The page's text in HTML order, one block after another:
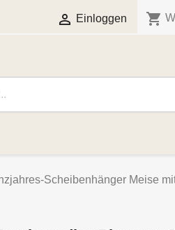
 Einloggen shopping_cart
Scheibenhänger Meise